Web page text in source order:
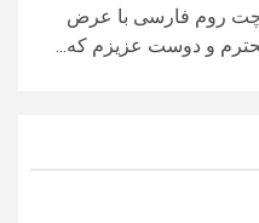
روم فارسی با عرض
و دوست عزیزم که...